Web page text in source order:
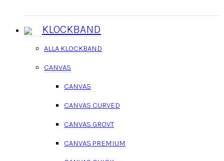
KLOCKBAND
ALLA KLOCKBAND
CANVAS
CANVAS
CANVAS CURVED
CANVAS GROVT
CANVAS PREMIUM